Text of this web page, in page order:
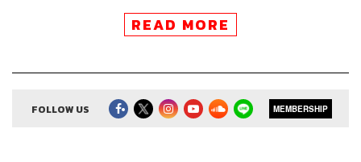
สามารถฟังพอดแคสต์ The Secret Sauce
READ MORE
FOLLOW US MEMBERSHIP